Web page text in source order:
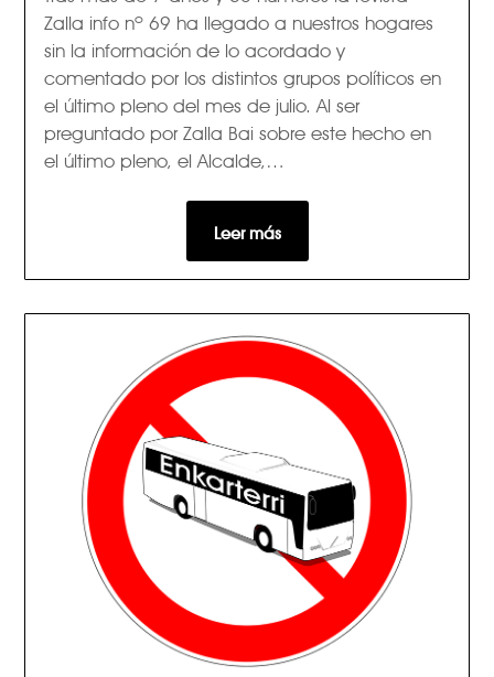
Zalla info nº 69 ha llegado a nuestros hogares
sin la información de lo acordado y
comentado por los distintos grupos políticos en
el último pleno del mes de julio. Al ser
preguntado por Zalla Bai sobre este hecho en
el último pleno, el Alcalde,…
Leer más